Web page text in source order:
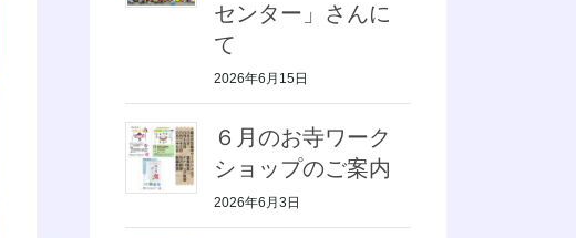
センター」さんに
て
2026年6月15日
６月のお寺ワーク
ショップのご案内
2026年6月3日